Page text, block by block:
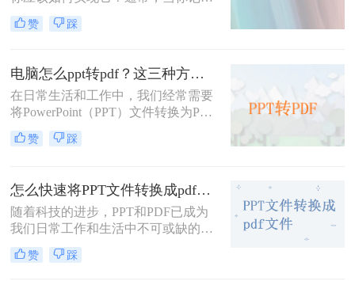
和整理数据时，你习惯于创建新的
PPT文档——这种常用的简单编辑文
档格式转换的问题。今天小编就来解
决一下ppt转pdf这个问题。
赞 踩
电脑怎么ppt转pdf？这三种方法教你快速解决！
在日常生活和工作中，我们经常需要
将PowerPoint（PPT）文件转换为PDF
格式，以便于在不具备PowerPoint软
件的设备上进行查看、打印或共享。
式。那么电脑怎么ppt转pdf呢？以下
是几种将PPT转换为PDF文件的方
法。
赞 踩
怎么快速将PPT文件转换成pdf文件？下面小编给推荐这三种方法!
随着科技的进步，PPT和PDF已成为
我们日常工作和生活中不可或缺的文
件格式。PPT以其丰富的视觉效果和
灵活的编辑功能，在演示和报告中发
赞 踩